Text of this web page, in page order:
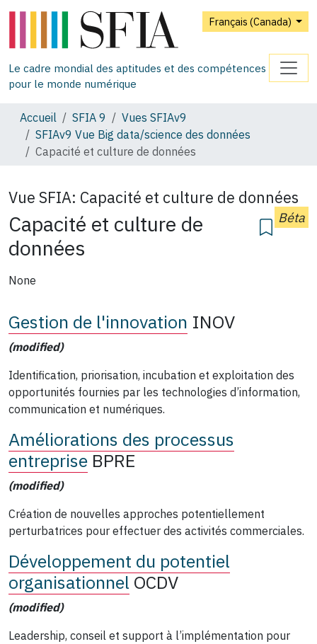
Français (Canada)
Le cadre mondial des aptitudes et des compétences
pour le monde numérique
Accueil SFIA 9
Vues SFIAv9
SFIAv9 Vue Big data/science des données
Capacité et culture de données
Vue SFIA: Capacité et culture de données
Béta
Capacité et culture de
données
None
Gestion de l'innovation INOV
(modified)
Identification, priorisation, incubation et exploitation des
opportunités fournies par les technologies d’information,
communication et numériques.
Améliorations des processus
entreprise BPRE
(modified)
Création de nouvelles approches potentiellement
perturbatrices pour effectuer des activités commerciales.
Développement du potentiel
organisationnel OCDV
(modified)
Leadership, conseil et support à l’implémentation pour